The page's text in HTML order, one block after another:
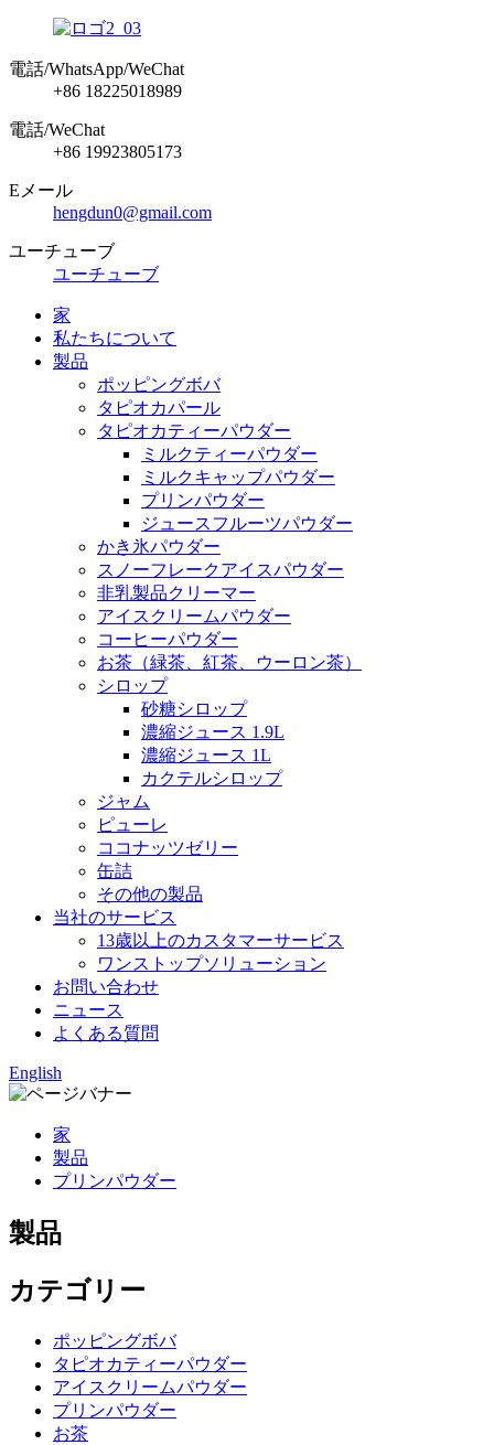
電話/WhatsApp/WeChat
+86 18225018989
電話/WeChat
+86 19923805173
Eメール
hengdun0@gmail.com
ユーチューブ
ユーチューブ
家
私たちについて
製品
ポッピングボバ
タピオカパール
タピオカティーパウダー
ミルクティーパウダー
ミルクキャップパウダー
プリンパウダー
ジュースフルーツパウダー
かき氷パウダー
スノーフレークアイスパウダー
非乳製品クリーマー
アイスクリームパウダー
コーヒーパウダー
お茶（緑茶、紅茶、ウーロン茶）
シロップ
砂糖シロップ
濃縮ジュース 1.9L
濃縮ジュース 1L
カクテルシロップ
ジャム
ピューレ
ココナッツゼリー
缶詰
その他の製品
当社のサービス
13歳以上のカスタマーサービス
ワンストップソリューション
お問い合わせ
ニュース
よくある質問
English
家
製品
プリンパウダー
製品
カテゴリー
ポッピングボバ
タピオカティーパウダー
アイスクリームパウダー
プリンパウダー
お茶